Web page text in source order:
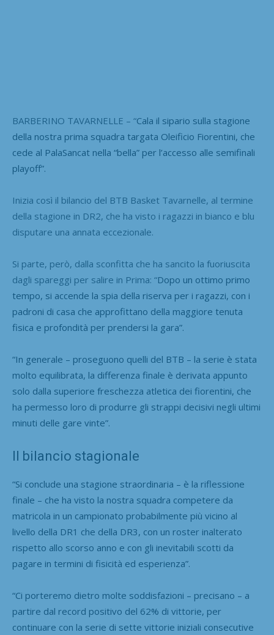
BARBERINO TAVARNELLE – “Cala il sipario sulla stagione
della nostra prima squadra targata Oleificio Fiorentini, che
cede al PalaSancat nella “bella” per l’accesso alle semifinali
playoff”.
Inizia così il bilancio del BTB Basket Tavarnelle, al termine
della stagione in DR2, che ha visto i ragazzi in bianco e blu
disputare una annata eccezionale.
Si parte, però, dalla sconfitta che ha sancito la fuoriuscita
dagli spareggi per salire in Prima: “Dopo un ottimo primo
tempo, si accende la spia della riserva per i ragazzi, con i
padroni di casa che approfittano della maggiore tenuta
fisica e profondità per prendersi la gara”.
“In generale – proseguono quelli del BTB – la serie è stata
molto equilibrata, la differenza finale è derivata appunto
solo dalla superiore freschezza atletica dei fiorentini, che
ha permesso loro di produrre gli strappi decisivi negli ultimi
minuti delle gare vinte”.
Il bilancio stagionale
“Si conclude una stagione straordinaria – è la riflessione
finale – che ha visto la nostra squadra competere da
matricola in un campionato probabilmente più vicino al
livello della DR1 che della DR3, con un roster inalterato
rispetto allo scorso anno e con gli inevitabili scotti da
pagare in termini di fisicità ed esperienza”.
“Ci porteremo dietro molte soddisfazioni – precisano – a
partire dal record positivo del 62% di vittorie, per
continuare con la serie di sette vittorie iniziali consecutive